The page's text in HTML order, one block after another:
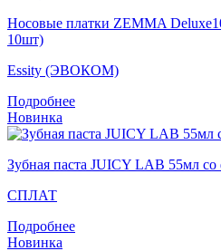
Носовые платки ZEMMA
10шт)
Essity (ЭВОКОМ)
Подробнее
Новинка
Зубная паста JUICY LAB 55мл со
СПЛАТ
Подробнее
Новинка